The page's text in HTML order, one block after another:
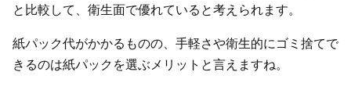
と比較して、衛生面で優れていると考えられます。
紙パック代がかかるものの、手軽さや衛生的にゴミ捨てで
きるのは紙パックを選ぶメリットと言えますね。